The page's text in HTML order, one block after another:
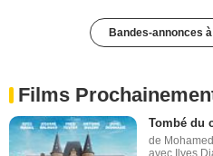
Bandes-annonces
Films
Tombé du
de
avec Ilyes